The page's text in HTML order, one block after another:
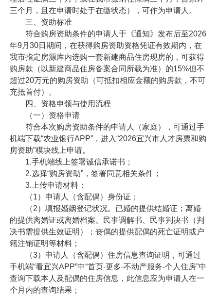
三个月，且在申请时处于在缴状态），可作为申请人。
三、资助标准
符合购房资助条件的申请人于《通知》发布后至2026
年9月30日期间，在获得购房资助资格凭证有效期内，在
我市指定房源库内选购一套新建商品住房现房的，可获得
购房款（以新建商品住房备案合同所载为准）的15%但不
超过20万元的购房资助（可抵扣相应金额的购房款，不可
充抵首付）。
四、资格申领与使用流程
（一）资格申请
符合本次购房资助条件的申请人（家庭），可通过手
机端下载“农业银行APP”，进入“2026宜兴市人才房票和购
房资助”模块线上申请。
1.手机端线上签署诚信承诺书；
2.选择“购房资助”，签署同意相关条件；
3.上传申请材料：
（1）申请人（含配偶）身份证；
（2）填报婚姻登记状况。已婚的提供结婚证；离婚
的提供离婚证或离婚档案、民事调解书、民事判决书（判
决书需提供生效证明）；丧偶的提供配偶的死亡证明或户
籍注销证明等材料；
（3）申请人（含配偶）住房信息查询证明，可通过
手机端“看宜兴APP”中“首页-更多-不动产服务-个人住房”中
查询下载本人及配偶的住房信息，此信息应为申请人在一
个月内的查询结果；